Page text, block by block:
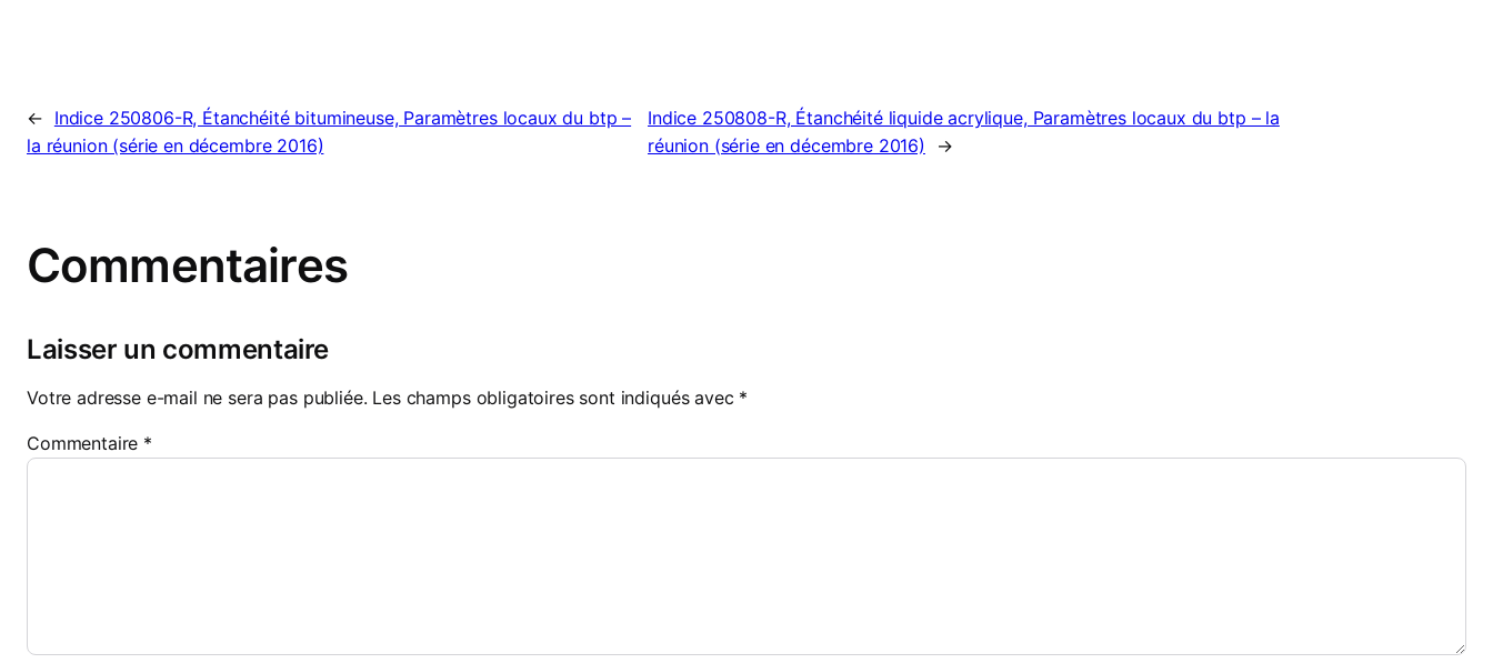
← Indice 250806-R, Étanchéité bitumineuse, Paramètres locaux du btp –
la réunion (série en décembre 2016)
Indice 250808-R, Étanchéité liquide acrylique, Paramètres locaux du btp – la
réunion (série en décembre 2016)
→
Commentaires
Laisser un commentaire
Votre adresse e-mail ne sera pas publiée. Les champs obligatoires sont indiqués avec *
Commentaire *